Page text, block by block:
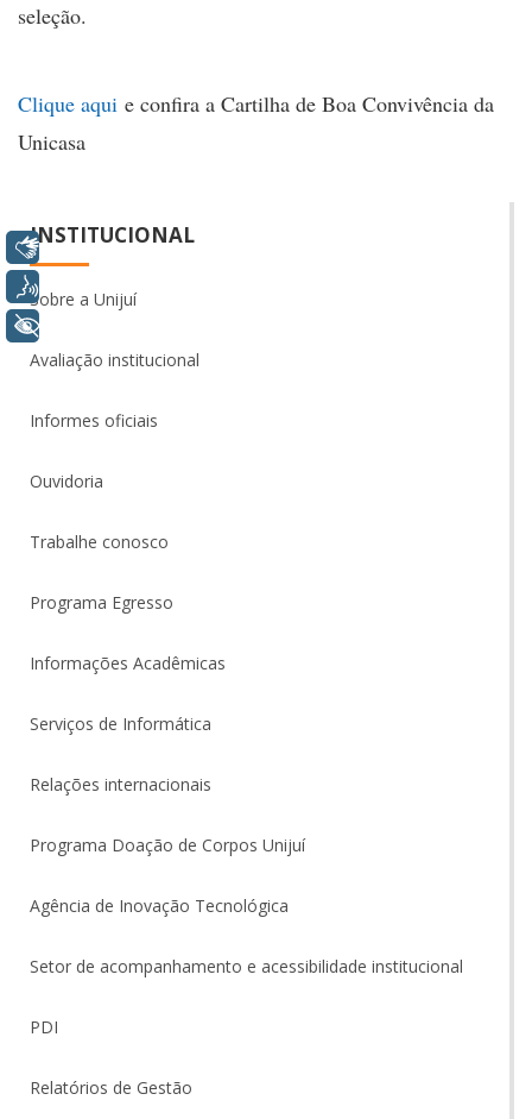
seleção.
Clique aqui e confira a Cartilha de Boa Convivência da
Unicasa
INSTITUCIONAL
Sobre a Unijuí
Avaliação institucional
Informes oficiais
Ouvidoria
Trabalhe conosco
Programa Egresso
Informações Acadêmicas
Serviços de Informática
Relações internacionais
Programa Doação de Corpos Unijuí
Agência de Inovação Tecnológica
Setor de acompanhamento e acessibilidade institucional
PDI
Relatórios de Gestão
Libras